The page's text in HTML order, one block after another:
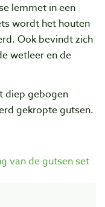
lemmet in een
wordt het houten
Ook bevindt zich
wetleer en de
diep gebogen
gekropte gutsen.
van de gutsen set